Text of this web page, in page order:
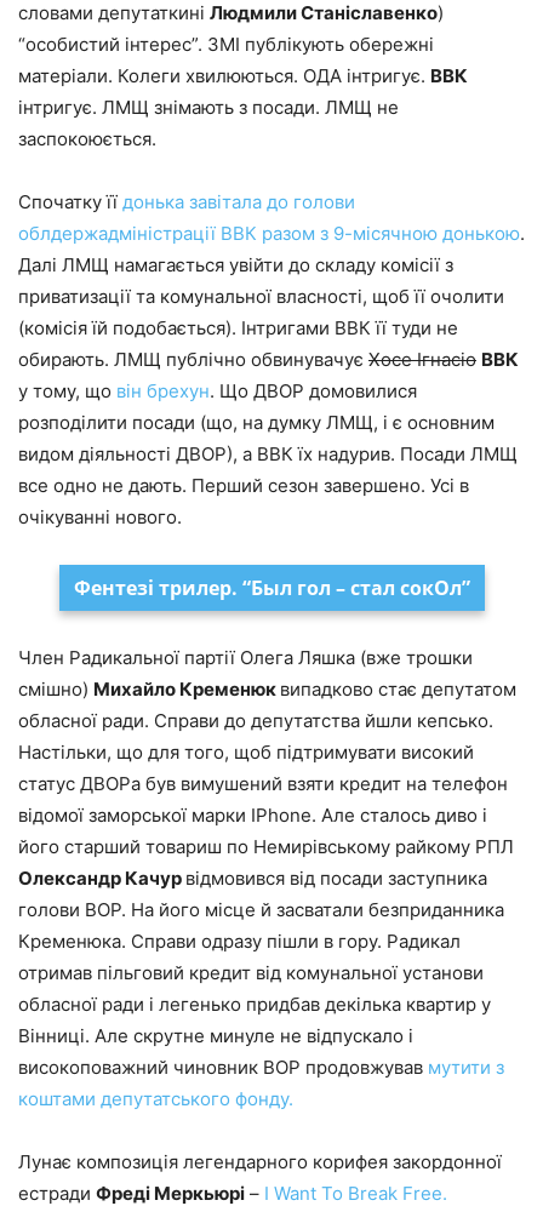
словами депутаткині Людмили Станіславенко)
“особистий інтерес”. ЗМІ публікують обережні
матеріали. Колеги хвилюються. ОДА інтригує. ВВК
інтригує. ЛМЩ знімають з посади. ЛМЩ не
заспокоюється.
Спочатку її донька завітала до голови
облдержадміністрації ВВК разом з 9-місячною донькою.
Далі ЛМЩ намагається увійти до складу комісії з
приватизації та комунальної власності, щоб її очолити
(комісія їй подобається). Інтригами ВВК її туди не
обирають. ЛМЩ публічно обвинувачує Хосе Ігнасіо ВВК
у тому, що він брехун. Що ДВОР домовилися
розподілити посади (що, на думку ЛМЩ, і є основним
видом діяльності ДВОР), а ВВК їх надурив. Посади ЛМЩ
все одно не дають. Перший сезон завершено. Усі в
очікуванні нового.
Фентезі трилер. “Был гол – стал сокОл”
Член Радикальної партії Олега Ляшка (вже трошки
смішно) Михайло Кременюк випадково стає депутатом
обласної ради. Справи до депутатства йшли кепсько.
Настільки, що для того, щоб підтримувати високий
статус ДВОРа був вимушений взяти кредит на телефон
відомої заморської марки IPhone. Але сталось диво і
його старший товариш по Немирівському райкому РПЛ
Олександр Качур відмовився від посади заступника
голови ВОР. На його місце й засватали безприданника
Кременюка. Справи одразу пішли в гору. Радикал
отримав пільговий кредит від комунальної установи
обласної ради і легенько придбав декілька квартир у
Вінниці. Але скрутне минуле не відпускало і
високоповажний чиновник ВОР продовжував мутити з
коштами депутатського фонду.
Лунає композиція легендарного корифея закордонної
естради Фреді Меркьюрі – I Want To Break Free.